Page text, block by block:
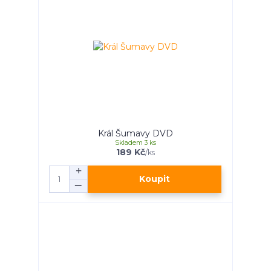
Král Šumavy DVD
189 Kč/ks
Skladem 3 ks
Koupit